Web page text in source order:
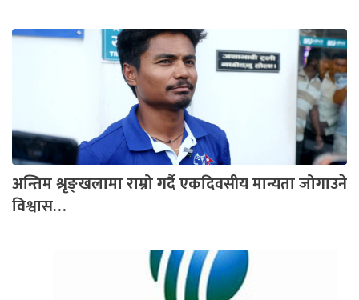
अन्तिम श्रृङ्खलामा राम्रो गर्दै एकदिवसीय मान्यता जोगाउने
विश्वास…